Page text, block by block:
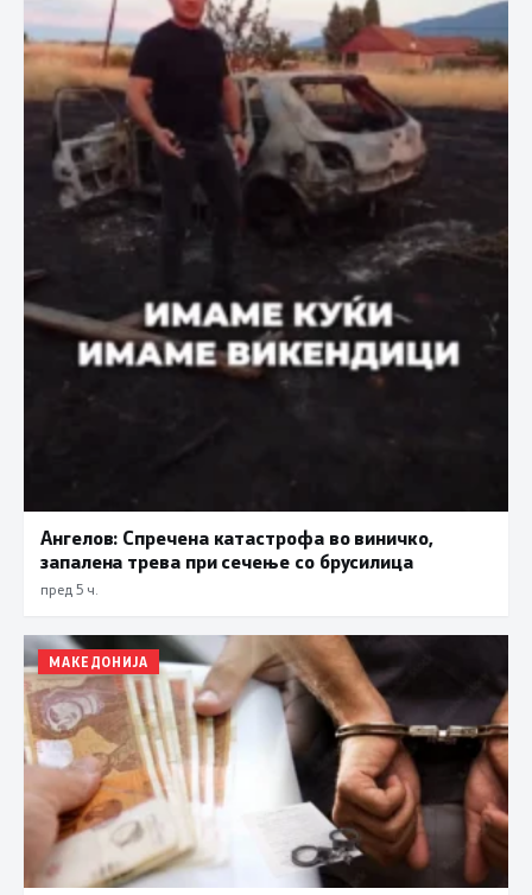
Ангелов: Спречена катастрофа во виничко,
запалена трева при сечење со брусилица
пред 5 ч.
МАКЕДОНИЈА